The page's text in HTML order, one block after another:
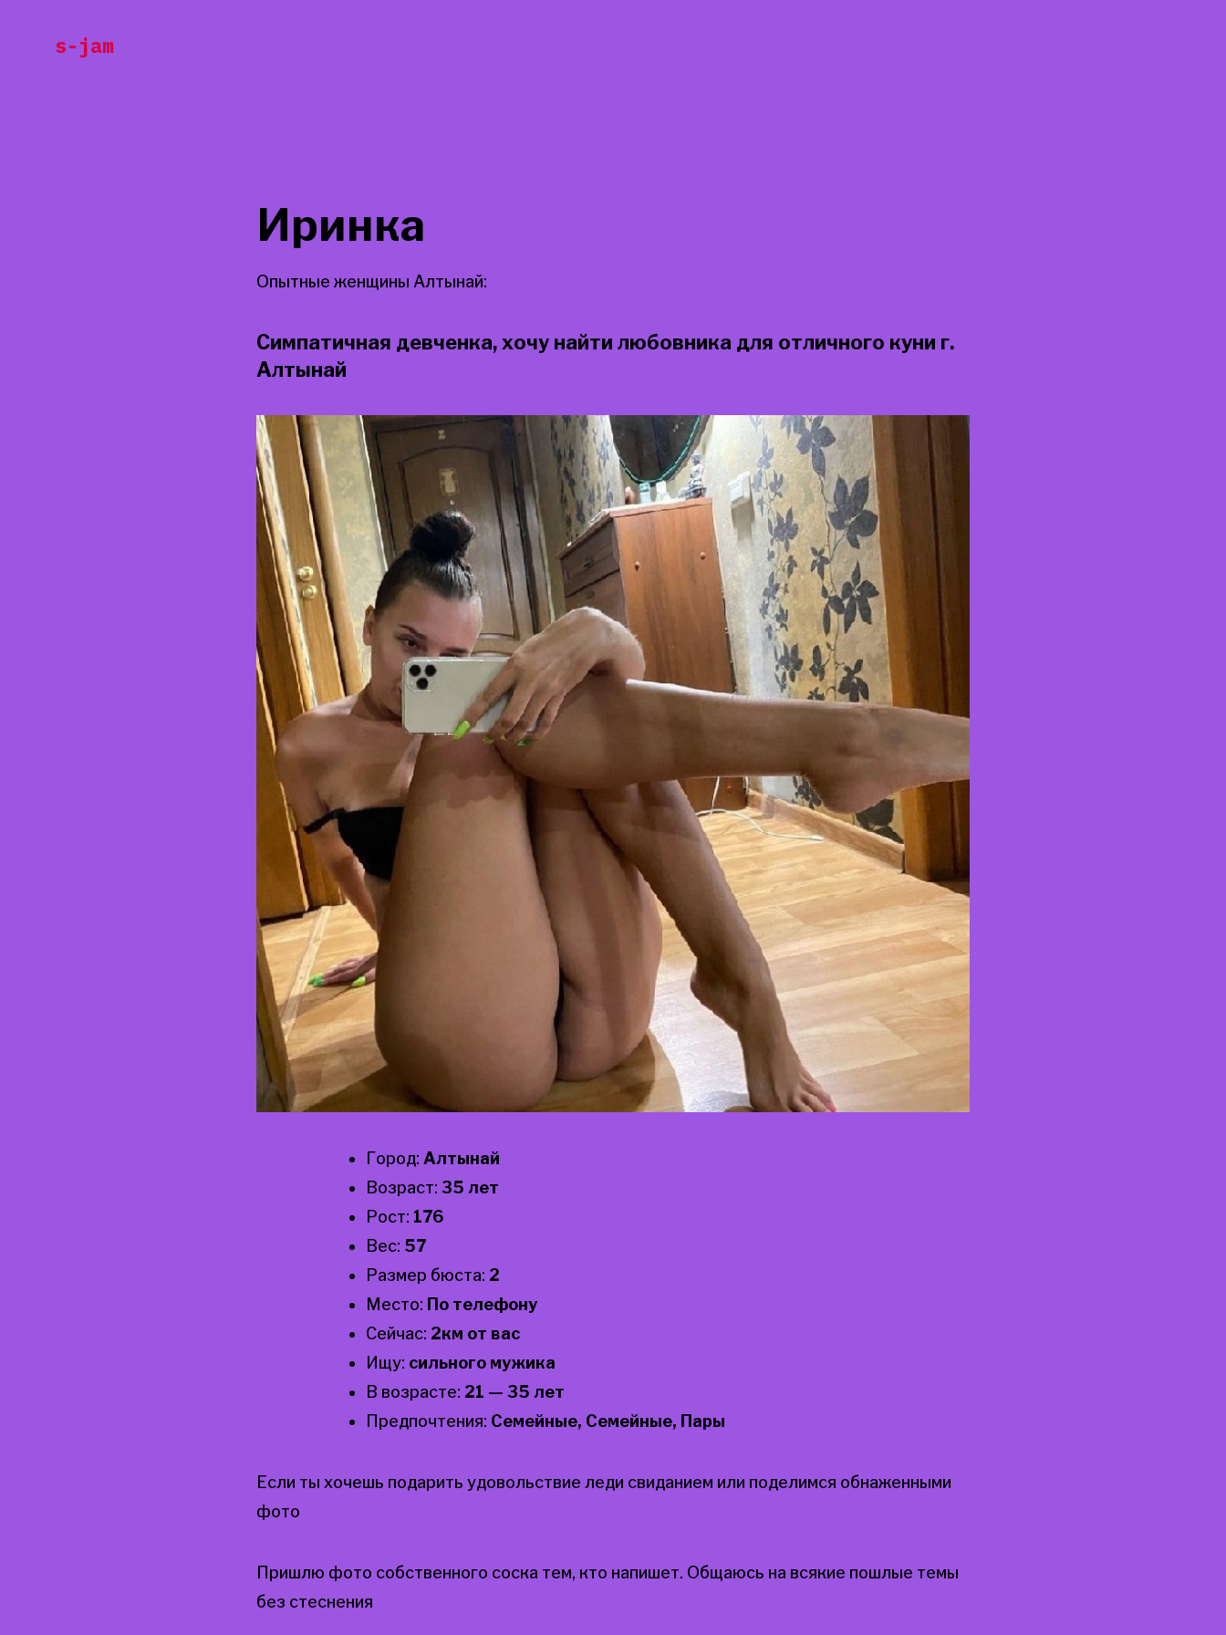
s-jam
Иринка
Опытные женщины Алтынай:
Симпатичная девченка, хочу найти любовника для отличного куни г.
Алтынай
Город: Алтынай
Возраст: 35 лет
Рост: 176
Вес: 57
Размер бюста: 2
Место: По телефону
Сейчас: 2км от вас
Ищу: сильного мужика
В возрасте: 21 — 35 лет
Предпочтения: Семейные, Семейные, Пары
Если ты хочешь подарить удовольствие леди свиданием или поделимся обнаженными
фото
Пришлю фото собственного соска тем, кто напишет. Общаюсь на всякие пошлые темы
без стеснения